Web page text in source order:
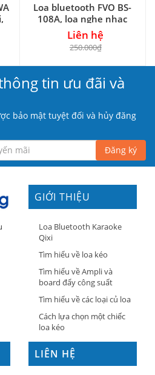
Loa bluetooth FVO BS-
108A, loa nghe nhạc
dạng xách tay
Liên hệ
250.000₫
tin ưu đãi và
bảo mật tuyệt đối và hủy đăng
Đăng ký
GIỚI THIỆU
Loa Bluetooth Karaoke
Qixi
Tìm hiểu về loa kéo
Tìm hiểu về Ampli và
board đẩy công suất
Tìm hiểu về các loại củ loa
Cách lựa chọn một chiếc
loa kéo
LIÊN HỆ